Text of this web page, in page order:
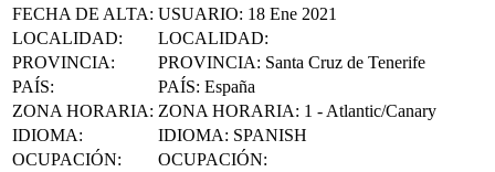
FECHA DE ALTA: USUARIO: 18 Ene 2021
LOCALIDAD:
LOCALIDAD:
PROVINCIA: PROVINCIA: Santa Cruz de Tenerife
PAÍS: PAÍS: España
ZONA HORARIA: ZONA HORARIA: 1 - Atlantic/Canary
IDIOMA: IDIOMA: SPANISH
OCUPACIÓN:
OCUPACIÓN: